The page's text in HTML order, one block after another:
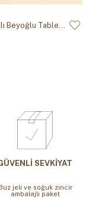
Sütlü Fındıklı Beyoğlu Tablet Çikolatası 60g
SEVKİYAT
jeli ve soğuk zincir
ambalajlı paket